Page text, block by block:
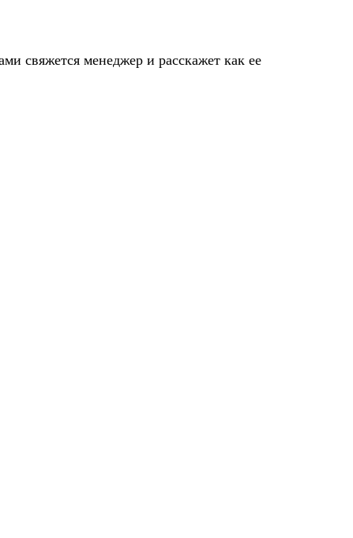
свяжется менеджер и расскажет как ее